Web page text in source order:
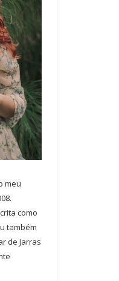
meu
como
também
de Jarras